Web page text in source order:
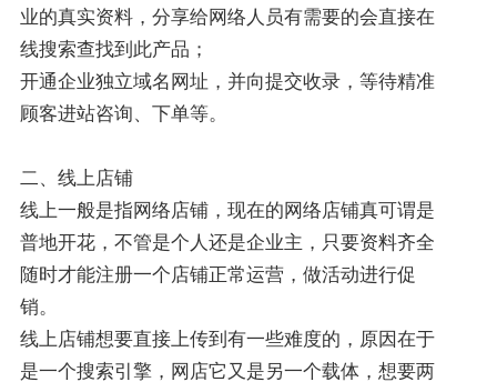
业的真实资料，分享给网络人员有需要的会直接在
线搜索查找到此产品；
开通企业独立域名网址，并向提交收录，等待精准
顾客进站咨询、下单等。
二、线上店铺
线上一般是指网络店铺，现在的网络店铺真可谓是
普地开花，不管是个人还是企业主，只要资料齐全
随时才能注册一个店铺正常运营，做活动进行促
销。
线上店铺想要直接上传到有一些难度的，原因在于
是一个搜索引擎，网店它又是另一个载体，想要两